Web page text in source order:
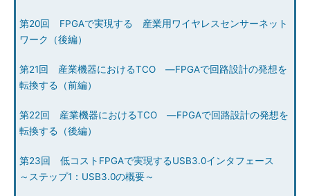
第20回 FPGAで実現する 産業用ワイヤレスセンサーネット
ワーク（後編）
第21回 産業機器におけるTCO ―FPGAで回路設計の発想を
転換する（前編）
第22回 産業機器におけるTCO ―FPGAで回路設計の発想を
転換する（後編）
第23回 低コストFPGAで実現するUSB3.0インタフェース
～ステップ1：USB3.0の概要～